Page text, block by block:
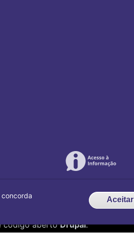
código abertoDrupal.
Aceitar